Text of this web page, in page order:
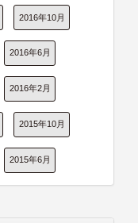
2016年10月
2016年6月
2016年2月
2015年10月
2015年6月